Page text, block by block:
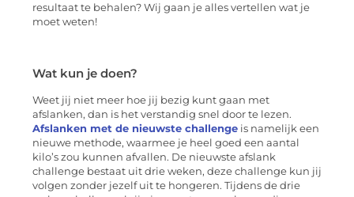
resultaat te behalen? Wij gaan je alles vertellen wat je
moet weten!
Wat kun je doen?
Weet jij niet meer hoe jij bezig kunt gaan met
afslanken, dan is het verstandig snel door te lezen.
Afslanken met de nieuwste challenge is namelijk een
nieuwe methode, waarmee je heel goed een aantal
kilo’s zou kunnen afvallen. De nieuwste afslank
challenge bestaat uit drie weken, deze challenge kun jij
volgen zonder jezelf uit te hongeren. Tijdens de drie